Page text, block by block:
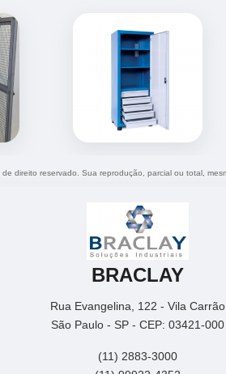
de direito reservado. Sua reprodução, parcial ou total,
BRACLAY
Rua Evangelina, 122 - Vila Carrão
São Paulo - SP - CEP: 03421-000
(11) 2883-3000